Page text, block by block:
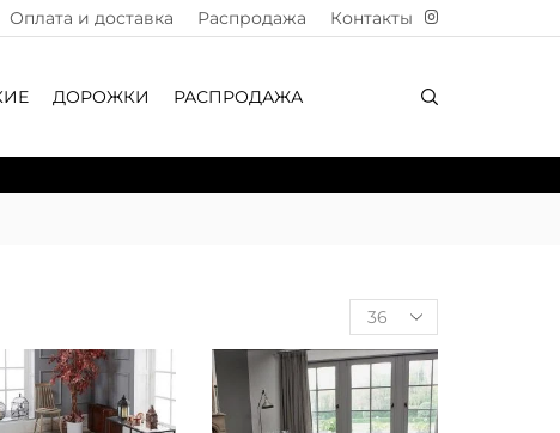
Оплата и доставка Распродажа Контакты
ДОРОЖКИ РАСПРОДАЖА